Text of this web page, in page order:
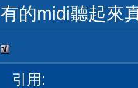
有的midi聽起來
引用: